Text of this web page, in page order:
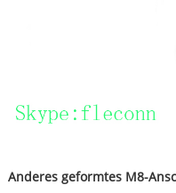
Anderes geformtes M8-